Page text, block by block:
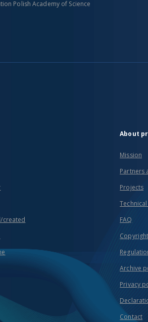
Polish Academy of Science
created
About
Mission
Partners
Projects
FAQ
Archive
Privacy
Contact